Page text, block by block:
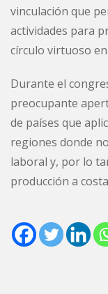
vinculación que
actividades para
círculo virtuoso
Durante el
preocupante
de países que
regiones donde
laboral y, por lo
producción a